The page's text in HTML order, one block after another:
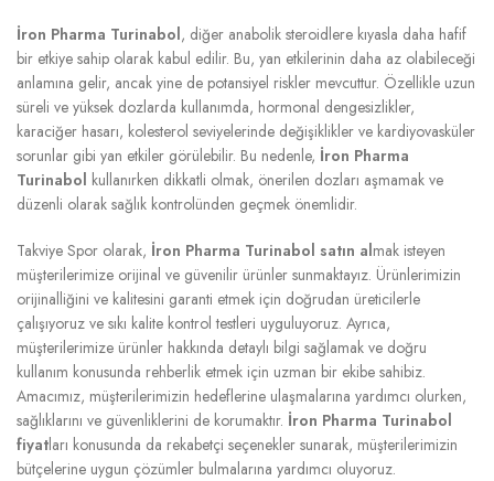
İron Pharma Turinabol, diğer anabolik steroidlere kıyasla daha hafif
bir etkiye sahip olarak kabul edilir. Bu, yan etkilerinin daha az olabileceği
anlamına gelir, ancak yine de potansiyel riskler mevcuttur. Özellikle uzun
süreli ve yüksek dozlarda kullanımda, hormonal dengesizlikler,
karaciğer hasarı, kolesterol seviyelerinde değişiklikler ve kardiyovasküler
sorunlar gibi yan etkiler görülebilir. Bu nedenle, İron Pharma
Turinabol kullanırken dikkatli olmak, önerilen dozları aşmamak ve
düzenli olarak sağlık kontrolünden geçmek önemlidir.
Takviye Spor olarak, İron Pharma Turinabol satın almak isteyen
müşterilerimize orijinal ve güvenilir ürünler sunmaktayız. Ürünlerimizin
orijinalliğini ve kalitesini garanti etmek için doğrudan üreticilerle
çalışıyoruz ve sıkı kalite kontrol testleri uyguluyoruz. Ayrıca,
müşterilerimize ürünler hakkında detaylı bilgi sağlamak ve doğru
kullanım konusunda rehberlik etmek için uzman bir ekibe sahibiz.
Amacımız, müşterilerimizin hedeflerine ulaşmalarına yardımcı olurken,
sağlıklarını ve güvenliklerini de korumaktır. İron Pharma Turinabol
fiyatları konusunda da rekabetçi seçenekler sunarak, müşterilerimizin
bütçelerine uygun çözümler bulmalarına yardımcı oluyoruz.